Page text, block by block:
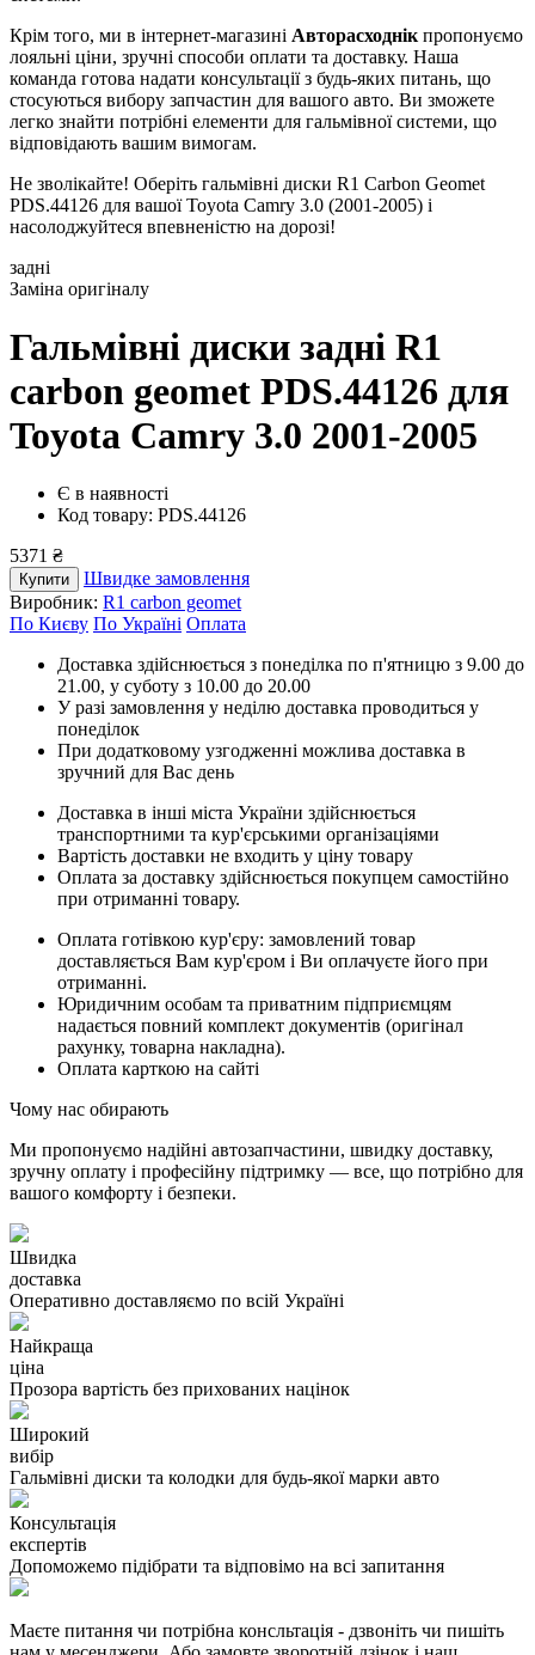
Крім того, ми в інтернет-магазині Авторасходнік пропонуємо
лояльні ціни, зручні способи оплати та доставку. Наша
команда готова надати консультації з будь-яких питань, що
стосуються вибору запчастин для вашого авто. Ви зможете
легко знайти потрібні елементи для гальмівної системи, що
відповідають вашим вимогам.
Не зволікайте! Оберіть гальмівні диски R1 Carbon Geomet
PDS.44126 для вашої Toyota Camry 3.0 (2001-2005) і
насолоджуйтеся впевненістю на дорозі!
задні
Заміна оригіналу
Гальмівні диски задні R1
carbon geomet PDS.44126 для
Toyota Camry 3.0 2001-2005
Є в наявності
Код товару: PDS.44126
5371 ₴
Купити
Швидке замовлення
Виробник: R1 carbon geomet
По Києву По Україні Оплата
Доставка здійснюється з понеділка по п'ятницю з 9.00 до
21.00, у суботу з 10.00 до 20.00
У разі замовлення у неділю доставка проводиться у
понеділок
При додатковому узгодженні можлива доставка в
зручний для Вас день
Доставка в інші міста України здійснюється
транспортними та кур'єрськими організаціями
Вартість доставки не входить у ціну товару
Оплата за доставку здійснюється покупцем самостійно
при отриманні товару.
Оплата готівкою кур'єру: замовлений товар
доставляється Вам кур'єром і Ви оплачуєте його при
отриманні.
Юридичним особам та приватним підприємцям
надається повний комплект документів (оригінал
рахунку, товарна накладна).
Оплата карткою на сайті
Чому нас обирають
Ми пропонуємо надійні автозапчастини, швидку доставку,
зручну оплату і професійну підтримку — все, що потрібно для
вашого комфорту і безпеки.
Швидка
доставка
Оперативно доставляємо по всій Україні
Найкраща
ціна
Прозора вартість без прихованих націнок
Широкий
вибір
Гальмівні диски та колодки для будь-якої марки авто
Консультація
експертів
Допоможемо підібрати та відповімо на всі запитання
Маєте питання чи потрібна консльтація - дзвоніть чи пишіть